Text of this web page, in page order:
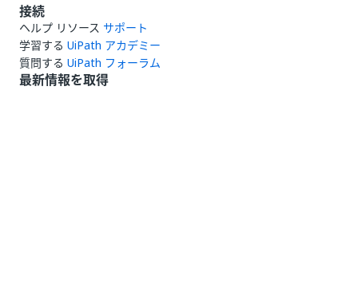
接続
ヘルプ リソース サポート
学習する UiPath アカデミー
質問する UiPath フォーラム
最新情報を取得